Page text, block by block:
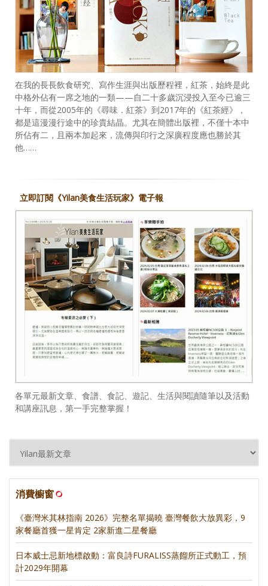
在我的長長飲食研究、寫作生涯與出版歷程裡，紅茶，始終是此
中格外佔有一席之地的一類——自二十多歲沉浸投入至今已逾三
十年，而從2005年的《尋味．紅茶》到2017年的《紅茶經》，
都是這漫漫行途中的珍貴結晶。尤其在簡體出版裡，不僅十本中
所佔有二，且兩本加起來，流傳與印行之深廣程度應也勝於其
他……
立即訂閱《Yilan美食生活玩家》電子報
各單元最新文章、食譜、食記、遊記、生活與閱讀隨筆以及活動
和講座訊息，第一手完整掌握！
消費櫥窗
《臺灣米其林指南 2026》完整名單揭曉 臺灣餐飲大放異彩，9
家餐廳首獲一星肯定 2家新進二星餐廳
日本威士忌新地標啟動：富良詩FURALISS蒸餾所正式動工，預
計2029年開幕